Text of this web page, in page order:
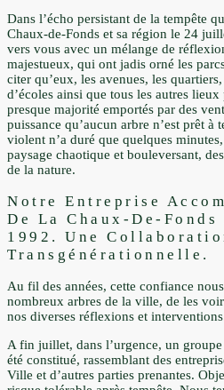
Dans l’écho persistant de la tempête
Chaux-de-Fonds et sa région le 24
vers vous avec un mélange de
majestueux, qui ont jadis orné les
citer qu’eux, les avenues, les
d’écoles ainsi que tous les autres
presque majorité emportés par des
puissance qu’aucun arbre n’est prêt à
violent n’a duré que quelques
paysage chaotique et bouleversant,
de la nature.
Notre Entreprise
De La Chaux-De-Fonds
1992. Une
Transgénérationnelle.
Au fil des années, cette confiance
nombreux arbres de la ville, de les
nos diverses réflexions et
A fin juillet, dans l’urgence, un
été constitué, rassemblant des
Ville et d’autres parties prenantes.